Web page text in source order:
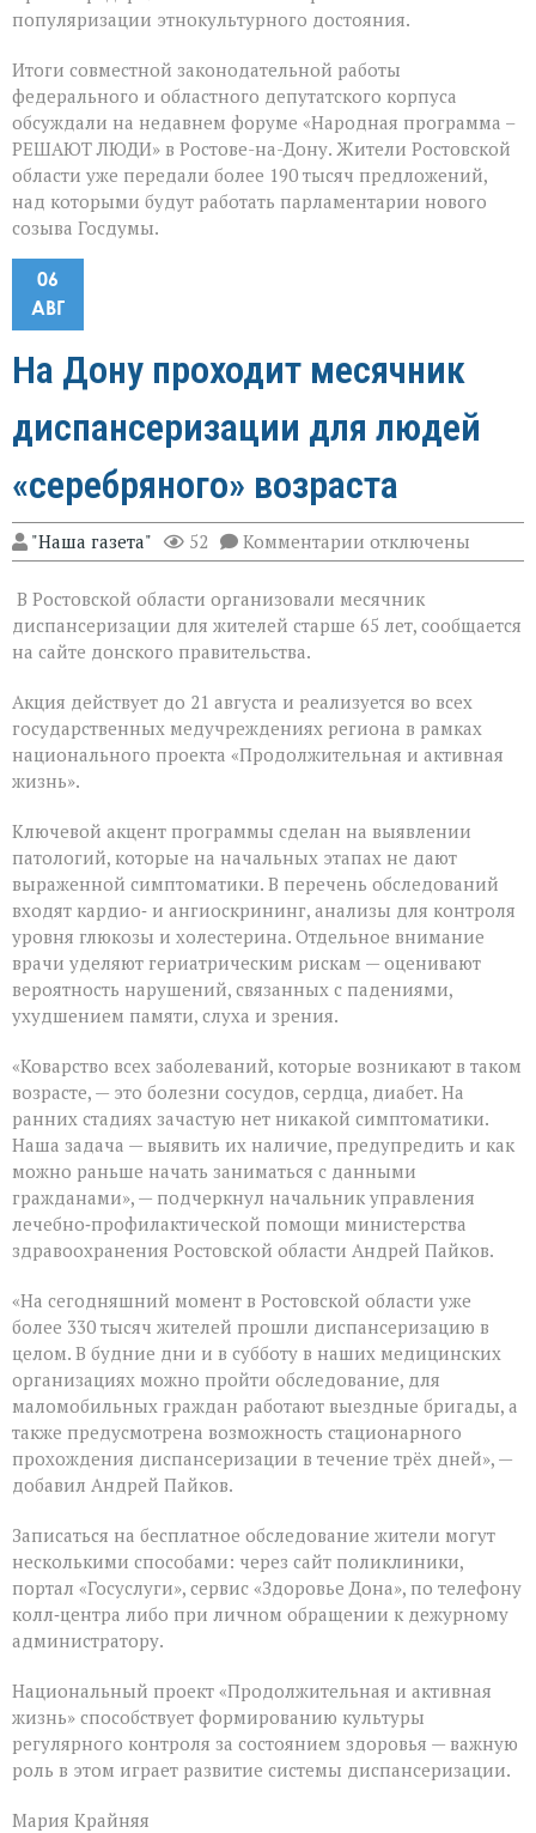
популяризации этнокультурного достояния.
Итоги совместной законодательной работы
федерального и областного депутатского корпуса
обсуждали на недавнем форуме «Народная программа –
РЕШАЮТ ЛЮДИ» в Ростове-на-Дону. Жители Ростовской
области уже передали более 190 тысяч предложений,
над которыми будут работать парламентарии нового
созыва Госдумы.
06
АВГ
На Дону проходит месячник
диспансеризации для людей
«серебряного» возраста
"Наша газета" 52 Комментарии к
записи
Дону
проходит
месячник
людей
«серебряного»
возраста
отключены
В Ростовской области организовали месячник
диспансеризации для жителей старше 65 лет, сообщается
на сайте донского правительства.
Акция действует до 21 августа и реализуется во всех
государственных медучреждениях региона в рамках
национального проекта «Продолжительная и активная
жизнь».
Ключевой акцент программы сделан на выявлении
патологий, которые на начальных этапах не дают
выраженной симптоматики. В перечень обследований
входят кардио‑ и ангиоскрининг, анализы для контроля
уровня глюкозы и холестерина. Отдельное внимание
врачи уделяют гериатрическим рискам — оценивают
вероятность нарушений, связанных с падениями,
ухудшением памяти, слуха и зрения.
«Коварство всех заболеваний, которые возникают в таком
возрасте, — это болезни сосудов, сердца, диабет. На
ранних стадиях зачастую нет никакой симптоматики.
Наша задача — выявить их наличие, предупредить и как
можно раньше начать заниматься с данными
гражданами», — подчеркнул начальник управления
лечебно‑профилактической помощи министерства
здравоохранения Ростовской области Андрей Пайков.
«На сегодняшний момент в Ростовской области уже
более 330 тысяч жителей прошли диспансеризацию в
целом. В будние дни и в субботу в наших медицинских
организациях можно пройти обследование, для
маломобильных граждан работают выездные бригады, а
также предусмотрена возможность стационарного
прохождения диспансеризации в течение трёх дней», —
добавил Андрей Пайков.
Записаться на бесплатное обследование жители могут
несколькими способами: через сайт поликлиники,
портал «Госуслуги», сервис «Здоровье Дона», по телефону
колл‑центра либо при личном обращении к дежурному
администратору.
Национальный проект «Продолжительная и активная
жизнь» способствует формированию культуры
регулярного контроля за состоянием здоровья — важную
роль в этом играет развитие системы диспансеризации.
Мария Крайняя